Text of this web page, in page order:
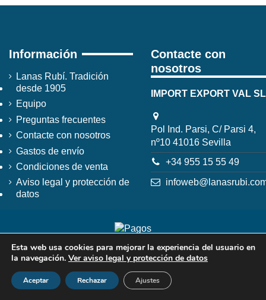
Información
Lanas Rubí. Tradición
desde 1905
Equipo
Preguntas frecuentes
Contacte con nosotros
Gastos de envío
Condiciones de venta
Aviso legal y protección de
datos
Contacte con
nosotros
IMPORT EXPORT VAL SL
Pol Ind. Parsi, C/ Parsi 4,
nº10 41016 Sevilla
+34 955 15 55 49
Esta web usa cookies para mejorar la experiencia del usuario en
la navegación. Ver aviso legal y protección de datos
Aceptar Rechazar Ajustes